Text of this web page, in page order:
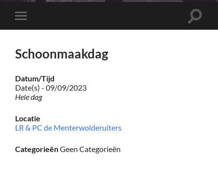
Toggle
mobiel
Toggle
Schoonmaakdag
Datum/Tijd
Date(s) - 09/09/2023
Hele dag
Locatie
LR & PC de Menterwolderuiters
CategorieënGeen Categorieën